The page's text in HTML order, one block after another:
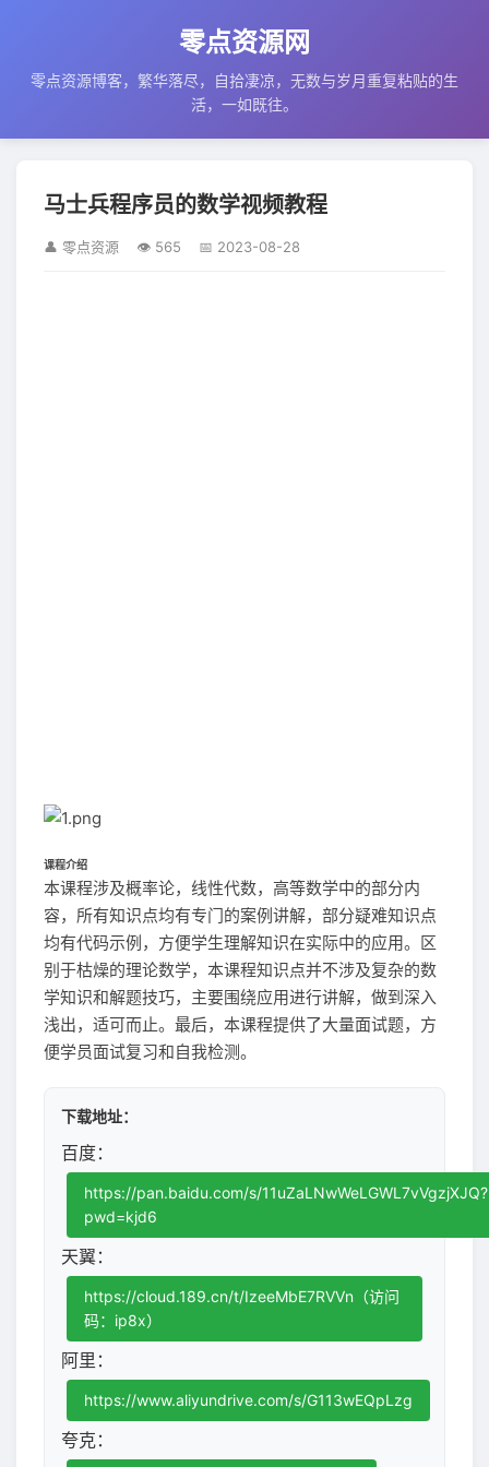
零点资源网
零点资源博客，繁华落尽，自拾凄凉，无数与岁月重复粘贴的生
活，一如既往。
马士兵程序员的数学视频教程
👤 零点资源 👁 565 📅 2023-08-28
课程介绍
本课程涉及概率论，线性代数，高等数学中的部分内
容，所有知识点均有专门的案例讲解，部分疑难知识点
均有代码示例，方便学生理解知识在实际中的应用。区
别于枯燥的理论数学，本课程知识点并不涉及复杂的数
学知识和解题技巧，主要围绕应用进行讲解，做到深入
浅出，适可而止。最后，本课程提供了大量面试题，方
便学员面试复习和自我检测。
下载地址：
百度：
https://pan.baidu.com/s/11uZaLNwWeLGWL7vVgzjXJQ?
pwd=kjd6
天翼：
https://cloud.189.cn/t/IzeeMbE7RVVn（访问
码：ip8x）
阿里：
https://www.aliyundrive.com/s/G113wEQpLzg
夸克：